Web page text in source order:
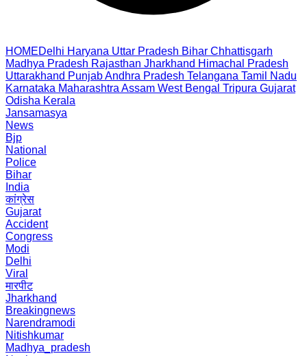
HOMEDelhi Haryana Uttar Pradesh Bihar Chhattisgarh
Madhya Pradesh Rajasthan Jharkhand Himachal Pradesh
Uttarakhand PunjabAndhra Pradesh Telangana Tamil Nadu
Karnataka Maharashtra Assam West Bengal Tripura Gujarat
Odisha Kerala
Jansamasya
News
Bjp
National
Police
Bihar
India
कांग्रेस
Gujarat
Accident
Congress
Modi
Delhi
Viral
मारपीट
Jharkhand
Breakingnews
Narendramodi
Nitishkumar
Madhya_pradesh